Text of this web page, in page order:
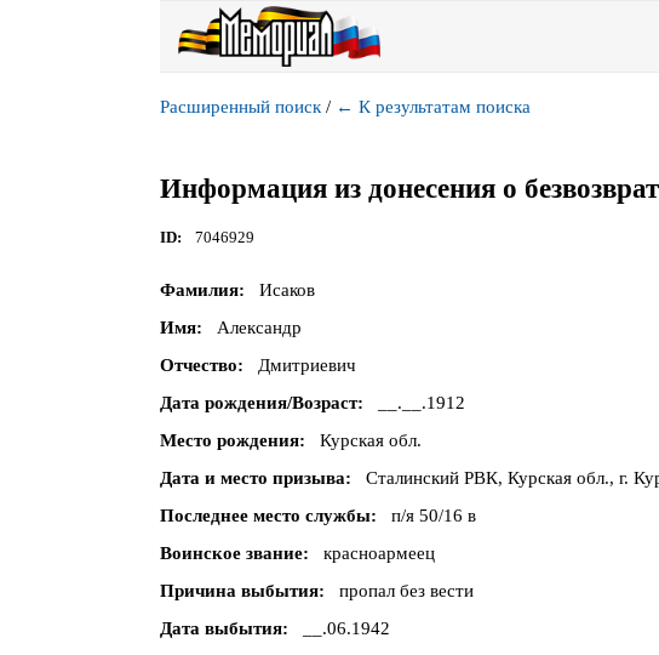
Расширенный поиск / ← К результатам поиска
Информация из донесения о
ID 7046929
Фамилия
Исаков
Имя
Александр
Отчество
Дмитриевич
Дата рождения/Возраст
__.__.1912
Место рождения
Курская обл.
Дата и место призыва
Сталинский РВК, Курская обл., г.
Последнее место службы
п/я 50/16 в
Воинское звание
красноармеец
Причина выбытия
пропал без вести
Дата выбытия
__.06.1942